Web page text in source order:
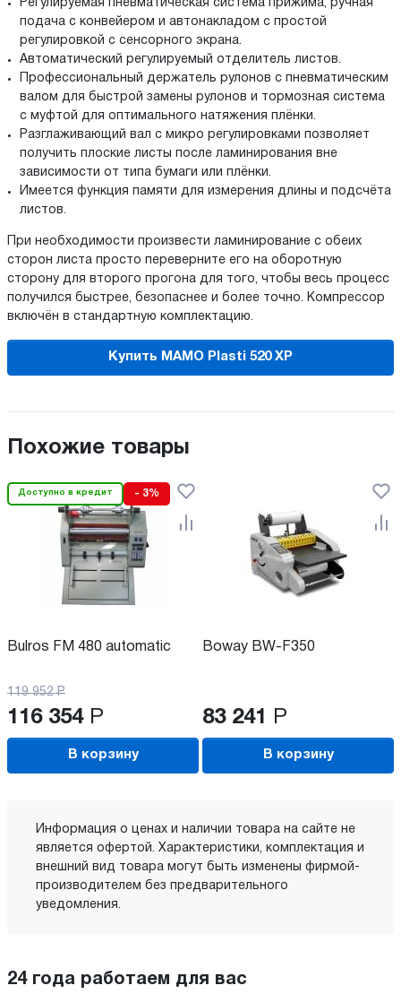
Регулируемая пневматическая система прижима, ручная
подача с конвейером и автонакладом с простой
регулировкой с сенсорного экрана.
Автоматический регулируемый отделитель листов.
Профессиональный держатель рулонов с пневматическим
валом для быстрой замены рулонов и тормозная система
с муфтой для оптимального натяжения плёнки.
Разглаживающий вал с микро регулировками позволяет
получить плоские листы после ламинирования вне
зависимости от типа бумаги или плёнки.
Имеется функция памяти для измерения длины и подсчёта
листов.
При необходимости произвести ламинирование с обеих
сторон листа просто переверните его на оборотную
сторону для второго прогона для того, чтобы весь процесс
получился быстрее, безопаснее и более точно. Компрессор
включён в стандартную комплектацию.
Купить MAMO Plasti 520 XP
Похожие товары
Доступно в кредит - 3%
Bulros FM 480 automatic
119 952 Р
116 354 Р
В корзину
Boway BW-F350
83 241 Р
В корзину
Информация о ценах и наличии товара на сайте не
является офертой. Характеристики, комплектация и
внешний вид товара могут быть изменены фирмой-
производителем без предварительного
уведомления.
24 года работаем для вас